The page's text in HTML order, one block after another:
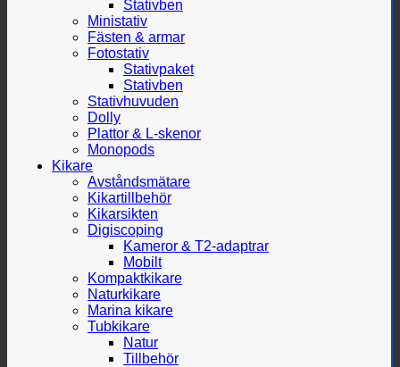
Stativben
Ministativ
Fästen & armar
Fotostativ
Stativpaket
Stativben
Stativhuvuden
Dolly
Plattor & L-skenor
Monopods
Kikare
Avståndsmätare
Kikartillbehör
Kikarsikten
Digiscoping
Kameror & T2-adaptrar
Mobilt
Kompaktkikare
Naturkikare
Marina kikare
Tubkikare
Natur
Tillbehör